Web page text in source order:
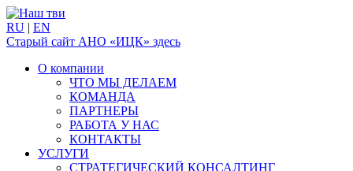
RU | EN
Старый сайт АНО «ИЦК» здесь
О компании
ЧТО МЫ ДЕЛАЕМ
КОМАНДА
ПАРТНЕРЫ
РАБОТА У НАС
КОНТАКТЫ
УСЛУГИ
СТРАТЕГИЧЕСКИЙ КОНСАЛТИНГ